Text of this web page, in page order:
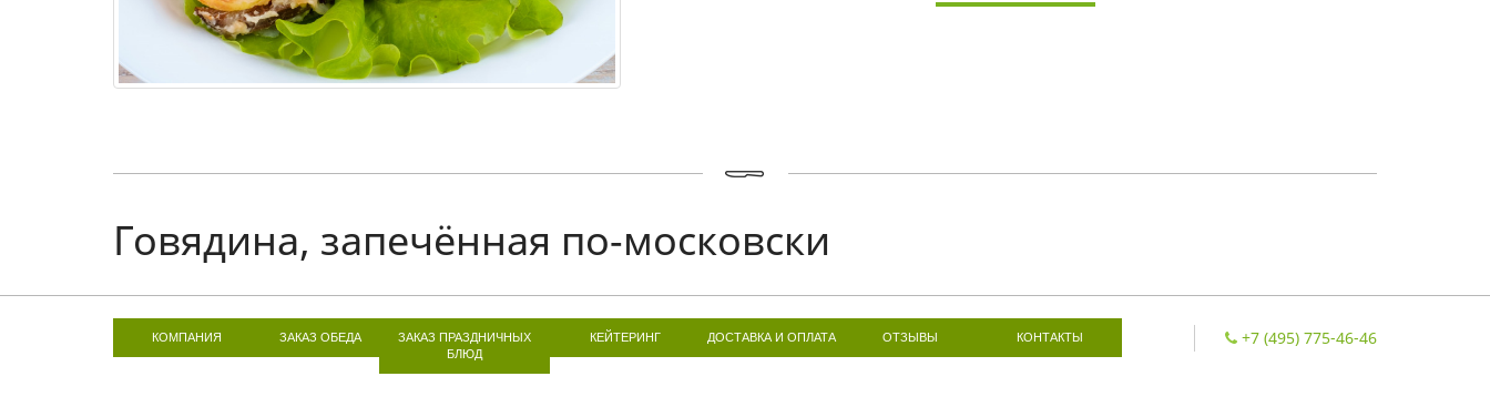
Говядина, запечённая по-московски
КОМПАНИЯ ЗАКАЗ ОБЕДА
ЗАКАЗ ПРАЗДНИЧНЫХ
БЛЮД
КЕЙТЕРИНГ ДОСТАВКА И ОПЛАТА ОТЗЫВЫ КОНТАКТЫ +7 (495) 775-46-46